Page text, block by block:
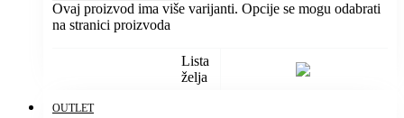
Ovaj proizvod ima više varijanti. Opcije se mogu odabrati
na stranici proizvoda
Lista
želja
OUTLET